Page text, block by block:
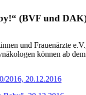
(BVF und
und Frauenärzte
können ab
2016, 20.12.2016